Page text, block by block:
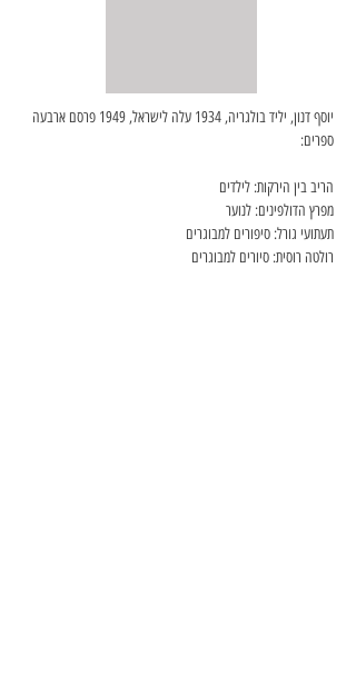
יוסף דנון, יליד בולגריה, 1934 עלה לישראל, 1949 פרסם ארבעה
ספרים:
הריב בין הירקות: לילדים
מפרץ הדולפינים: לנוער
תעתועי גורל: סיפורים למבוגרים
רולטה רוסית: סיורים למבוגרים